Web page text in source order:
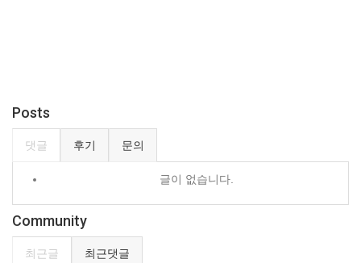
Posts
댓글 후기 문의
글이 없습니다.
Community
최근글 최근댓글